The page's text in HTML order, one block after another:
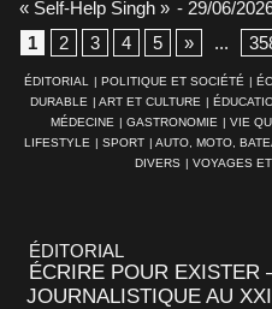
« Self-Help Singh » - 29/06/
1
2 3 4 5 » ...
ÉDITORIAL | POLITIQUE ET SOCIÉTÉ |
DURABLE | ART ET CULTURE |
MÉDECINE | GASTRONOMIE | VIE
LIFESTYLE | SPORT | AUTO, MOTO,
DIVERS | VOYAGES
ÉDITORIAL
ÉCRIRE POUR
JOURNALISTIQUE AU